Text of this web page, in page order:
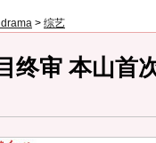
> 综艺
终审 本山首